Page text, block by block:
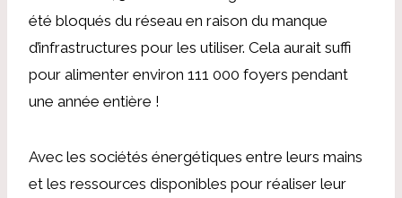
été bloqués du réseau en raison du manque
d’infrastructures pour les utiliser. Cela aurait suffi
pour alimenter environ 111 000 foyers pendant
une année entière !
Avec les sociétés énergétiques entre leurs mains
et les ressources disponibles pour réaliser leur